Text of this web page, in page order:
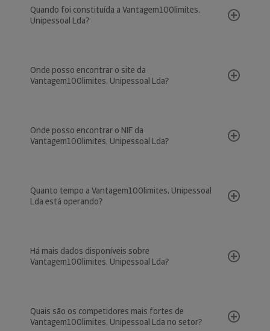
Quando foi constituída a Vantagem100limites,
Unipessoal Lda?
Onde posso encontrar o site da
Vantagem100limites, Unipessoal Lda?
Onde posso encontrar o NIF da
Vantagem100limites, Unipessoal Lda?
Quanto tempo a Vantagem100limites, Unipessoal
Lda está operando?
Há mais dados disponíveis sobre
Vantagem100limites, Unipessoal Lda?
Quais são os competidores mais fortes de
Vantagem100limites, Unipessoal Lda no setor?